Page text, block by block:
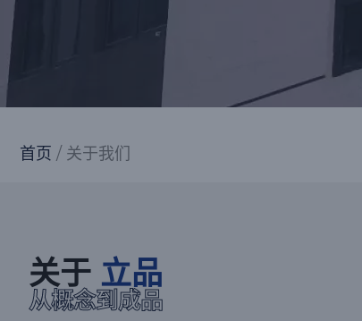
首页 / 关于我们
关于 立品
从概念到成品